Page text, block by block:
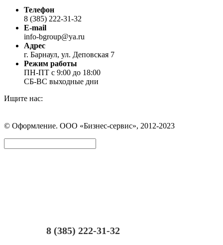
Телефон
8 (385) 222-31-32
E-mail
info-bgroup@ya.ru
Адрес
г. Барнаул, ул. Деповская 7
Режим работы
ПН-ПТ с 9:00 до 18:00
СБ-ВС выходные дни
Ищите нас:
Вконтакте
открывается
в
новом
WhatsApp
открывается
в
новом
Telegram
открывается
в
новом
© Оформление. ООО «Бизнес-сервис», 2012-2023
8 (385) 222-31-32